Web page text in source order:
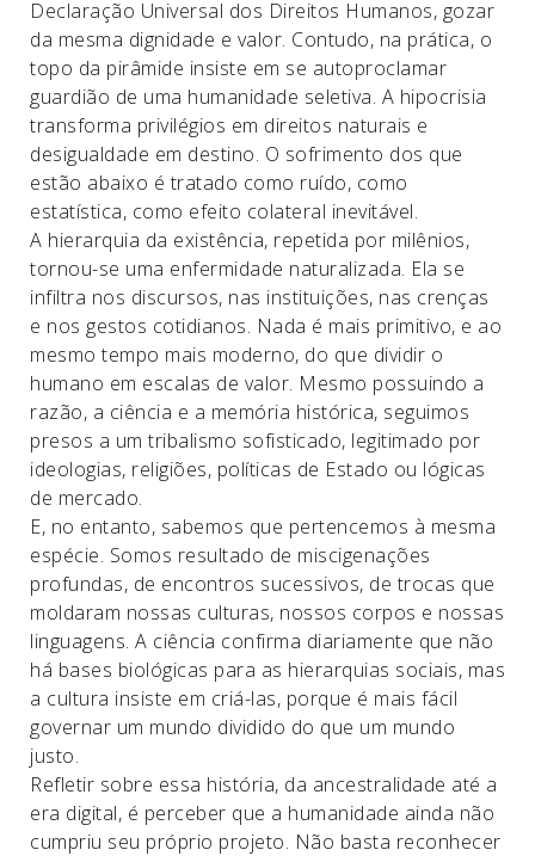
Declaração Universal dos Direitos Humanos, gozar
da mesma dignidade e valor. Contudo, na prática, o
topo da pirâmide insiste em se autoproclamar
guardião de uma humanidade seletiva. A hipocrisia
transforma privilégios em direitos naturais e
desigualdade em destino. O sofrimento dos que
estão abaixo é tratado como ruído, como
estatística, como efeito colateral inevitável.
A hierarquia da existência, repetida por milênios,
tornou-se uma enfermidade naturalizada. Ela se
infiltra nos discursos, nas instituições, nas crenças
e nos gestos cotidianos. Nada é mais primitivo, e ao
mesmo tempo mais moderno, do que dividir o
humano em escalas de valor. Mesmo possuindo a
razão, a ciência e a memória histórica, seguimos
presos a um tribalismo sofisticado, legitimado por
ideologias, religiões, políticas de Estado ou lógicas
de mercado.
E, no entanto, sabemos que pertencemos à mesma
espécie. Somos resultado de miscigenações
profundas, de encontros sucessivos, de trocas que
moldaram nossas culturas, nossos corpos e nossas
linguagens. A ciência confirma diariamente que não
há bases biológicas para as hierarquias sociais, mas
a cultura insiste em criá-las, porque é mais fácil
governar um mundo dividido do que um mundo
justo.
Refletir sobre essa história, da ancestralidade até a
era digital, é perceber que a humanidade ainda não
cumpriu seu próprio projeto. Não basta reconhecer